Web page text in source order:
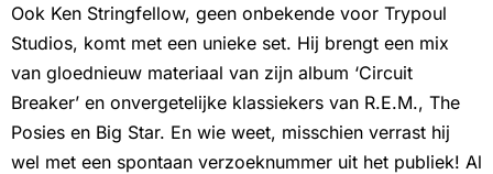
Ook Ken Stringfellow, geen onbekende voor Trypoul
Studios, komt met een unieke set. Hij brengt een mix
van gloednieuw materiaal van zijn album ‘Circuit
Breaker’ en onvergetelijke klassiekers van R.E.M., The
Posies en Big Star. En wie weet, misschien verrast hij
wel met een spontaan verzoeknummer uit het publiek! Al